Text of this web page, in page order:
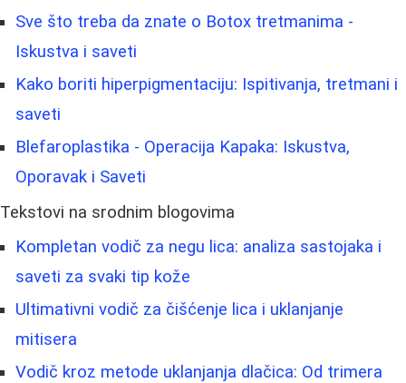
Sve što treba da znate o Botox tretmanima -
Iskustva i saveti
Kako boriti hiperpigmentaciju: Ispitivanja, tretmani i
saveti
Blefaroplastika - Operacija Kapaka: Iskustva,
Oporavak i Saveti
Tekstovi na srodnim blogovima
Kompletan vodič za negu lica: analiza sastojaka i
saveti za svaki tip kože
Ultimativni vodič za čišćenje lica i uklanjanje
mitisera
Vodič kroz metode uklanjanja dlačica: Od trimera